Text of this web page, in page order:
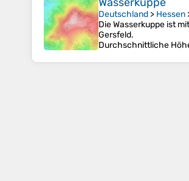
Deutschland > Hessen
Die Wasserkuppe ist
Gersfeld.
Durchschnittliche